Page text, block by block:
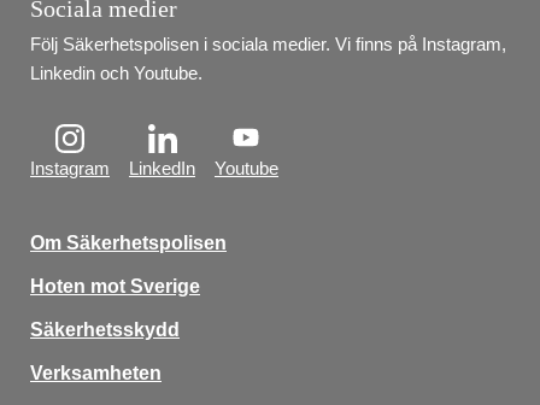
Sociala medier
Följ Säkerhetspolisen i sociala medier. Vi finns på Instagram,
Linkedin och Youtube.
Instagram LinkedIn Youtube
Om Säkerhetspolisen
Hoten mot Sverige
Säkerhetsskydd
Verksamheten